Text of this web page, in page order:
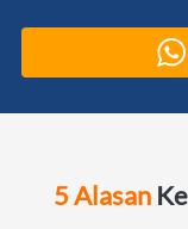
`
5 Alasan